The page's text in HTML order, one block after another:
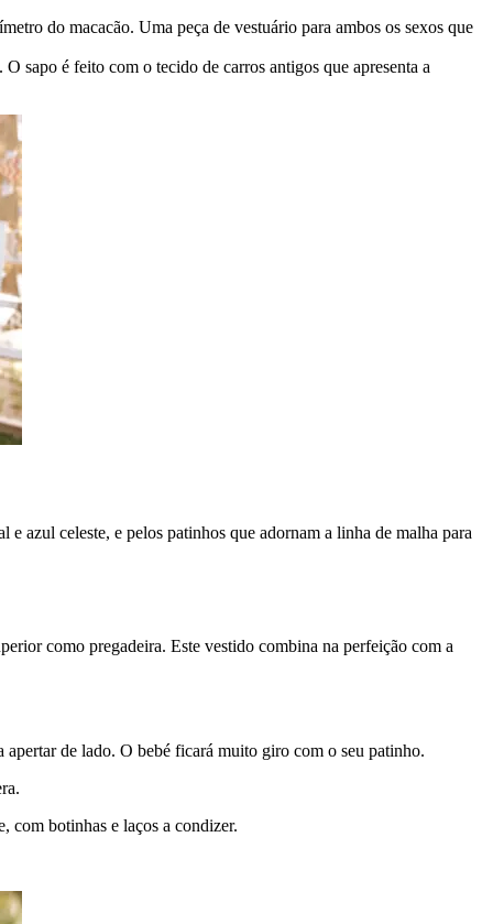
do macacão. Uma peça de vestuário para ambos os sexos que
sapo é feito com o tecido de carros antigos que apresenta a
e azul celeste, e pelos patinhos que adornam a linha de malha para
como pregadeira. Este vestido combina na perfeição com a
de lado. O bebé ficará muito giro com o seu patinho.
com botinhas e laços a condizer.